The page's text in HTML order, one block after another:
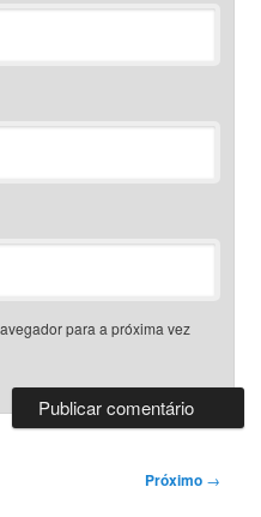
para a próxima vez
Próximo →